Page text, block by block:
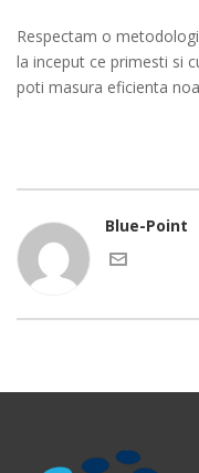
Respectam o
la inceput ce primesti si
poti masura eficienta
Blue-Point